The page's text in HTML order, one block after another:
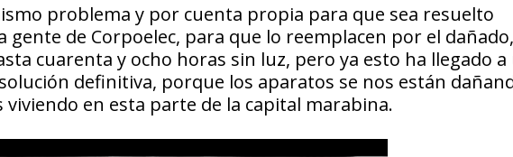
problema y por cuenta propia para que sea resuelto
de Corpoelec, para que lo reemplacen por el
cuarenta y ocho horas sin luz, pero ya esto ha llegado a
definitiva, porque los aparatos se nos están
en esta parte de la capital marabina.